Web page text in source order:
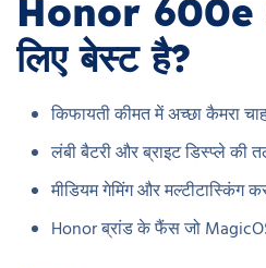
Honor 600e
लिए बेस्ट है?
किफायती कीमत में अच्छा कैमरा
लंबी बैटरी और ब्राइट डिस्प्ले की
मीडियम गेमिंग और मल्टीटास्किंग
Honor ब्रांड के फैंस जो